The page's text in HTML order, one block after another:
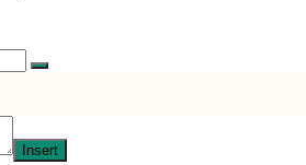
Insert